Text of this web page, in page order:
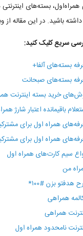
بسته‌های
باشید. در این مقاله از
سریع کلیک کنید:
بسته‌های آلفا+
بسته‌های صبحانت
خرید بسته اینترنت
باقیمانده اعتبار شارژ
همراه اول برای
همراه اول برای
سیم کارت‌های همراه اول
من
هدفتو بزن #۱۰۰*
همراهی
همراهی
نامحدود همراه اول